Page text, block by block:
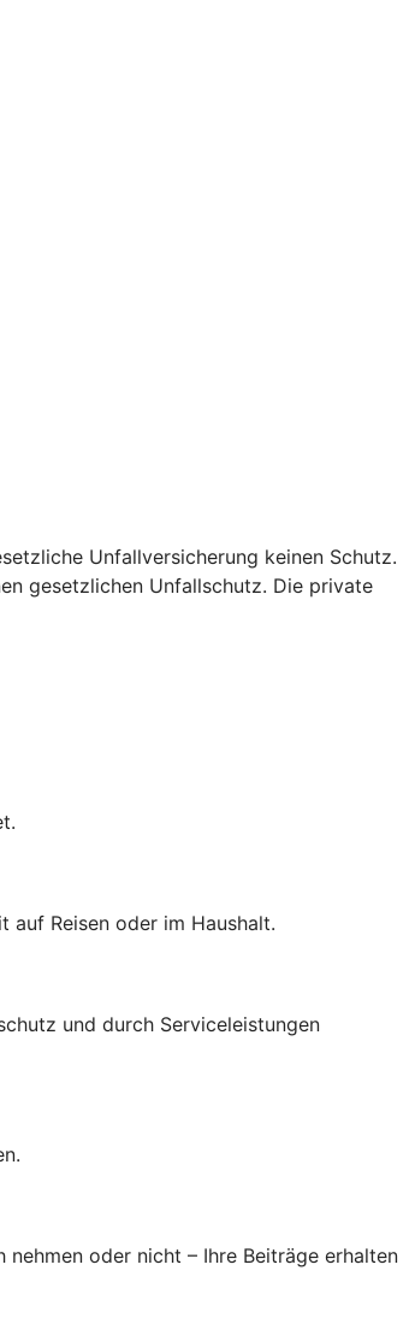
Unfallversicherung keinen Schutz.
gesetzlichen Unfallschutz. Die private
auf Reisen oder im Haushalt.
und durch Serviceleistungen
oder nicht – Ihre Beiträge erhalten